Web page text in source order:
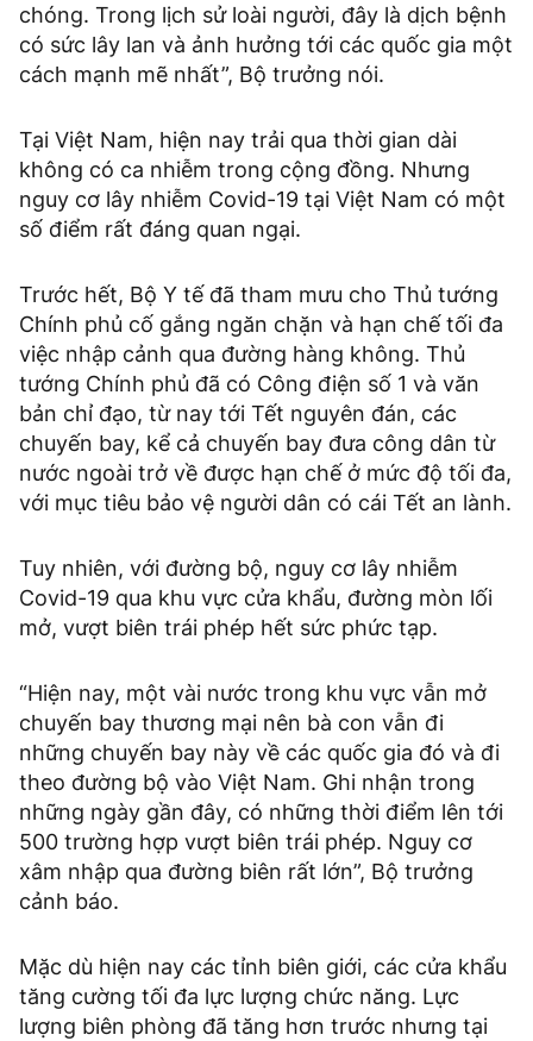
chóng. Trong lịch sử loài người, đây là dịch bệnh
có sức lây lan và ảnh hưởng tới các quốc gia một
cách mạnh mẽ nhất”, Bộ trưởng nói.
Tại Việt Nam, hiện nay trải qua thời gian dài
không có ca nhiễm trong cộng đồng. Nhưng
nguy cơ lây nhiễm Covid-19 tại Việt Nam có một
số điểm rất đáng quan ngại.
Trước hết, Bộ Y tế đã tham mưu cho Thủ tướng
Chính phủ cố gắng ngăn chặn và hạn chế tối đa
việc nhập cảnh qua đường hàng không. Thủ
tướng Chính phủ đã có Công điện số 1 và văn
bản chỉ đạo, từ nay tới Tết nguyên đán, các
chuyến bay, kể cả chuyến bay đưa công dân từ
nước ngoài trở về được hạn chế ở mức độ tối đa,
với mục tiêu bảo vệ người dân có cái Tết an lành.
Tuy nhiên, với đường bộ, nguy cơ lây nhiễm
Covid-19 qua khu vực cửa khẩu, đường mòn lối
mở, vượt biên trái phép hết sức phức tạp.
“Hiện nay, một vài nước trong khu vực vẫn mở
chuyến bay thương mại nên bà con vẫn đi
những chuyến bay này về các quốc gia đó và đi
theo đường bộ vào Việt Nam. Ghi nhận trong
những ngày gần đây, có những thời điểm lên tới
500 trường hợp vượt biên trái phép. Nguy cơ
xâm nhập qua đường biên rất lớn”, Bộ trưởng
cảnh báo.
Mặc dù hiện nay các tỉnh biên giới, các cửa khẩu
tăng cường tối đa lực lượng chức năng. Lực
lượng biên phòng đã tăng hơn trước nhưng tại